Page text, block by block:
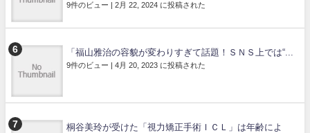
9件のビュー 2月 22, 2024 に投稿された
「福山雅治の容貌が変わりすぎて話題！ＳＮＳ上では“...
9件のビュー 4月 20, 2023 に投稿された
桐谷美玲が受けた「視力矯正手術ＩＣＬ」は年齢によ